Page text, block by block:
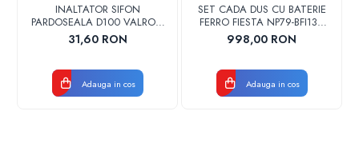
INALTATOR SIFON
PARDOSEALA D100 VALROM
17001900004
31,60 RON
Adauga in cos
SET CADA DUS CU BATERIE
FERRO FIESTA NP79-BFI13U
CROM
998,00 RON
Adauga in cos